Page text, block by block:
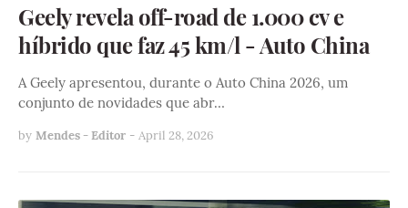
Geely revela off-road de 1.000 cv e
híbrido que faz 45 km/l - Auto China
A Geely apresentou, durante o Auto China 2026, um
conjunto de novidades que abr…
by Mendes - Editor - April 28, 2026